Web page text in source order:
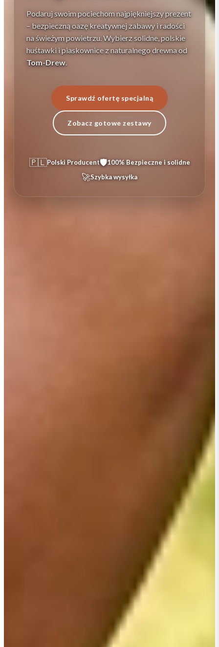
Podaruj swoim pociechom najpiękniejszy prezent
– bezpieczną oazę kreatywnej zabawy i radości
na świeżym powietrzu. Wybierz solidne, polskie
huśtawki i piaskownice z naturalnego drewna od
Tom-Drew.
Sprawdź ofertę specjalną
Zobacz gotowe zestawy
🇵🇱Polski Producent🛡️100% Bezpieczne i solidne
🚀Szybka wysyłka